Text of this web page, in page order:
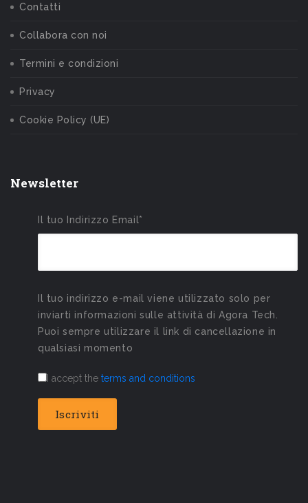
Contatti
Collabora con noi
Termini e condizioni
Privacy
Cookie Policy (UE)
Newsletter
Il tuo Indirizzo Email*
Il tuo indirizzo e-mail viene utilizzato solo per
inviarti informazioni sulle attività di Agora Tech.
Puoi sempre utilizzare il link di cancellazione in
qualsiasi momento
I accept the terms and conditions